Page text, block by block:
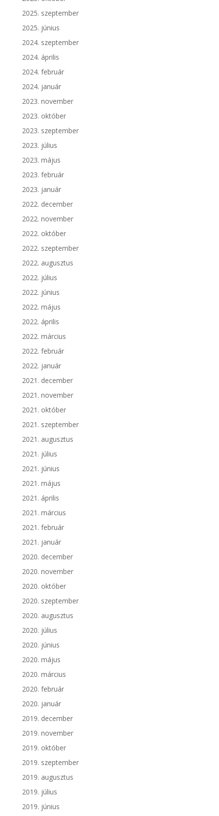
2025. szeptember
2025. június
2024. szeptember
2024. április
2024. február
2024. január
2023. november
2023. október
2023. szeptember
2023. július
2023. május
2023. február
2023. január
2022. december
2022. november
2022. október
2022. szeptember
2022. augusztus
2022. július
2022. június
2022. május
2022. április
2022. március
2022. február
2022. január
2021. december
2021. november
2021. október
2021. szeptember
2021. augusztus
2021. július
2021. június
2021. május
2021. április
2021. március
2021. február
2021. január
2020. december
2020. november
2020. október
2020. szeptember
2020. augusztus
2020. július
2020. június
2020. május
2020. március
2020. február
2020. január
2019. december
2019. november
2019. október
2019. szeptember
2019. augusztus
2019. július
2019. június